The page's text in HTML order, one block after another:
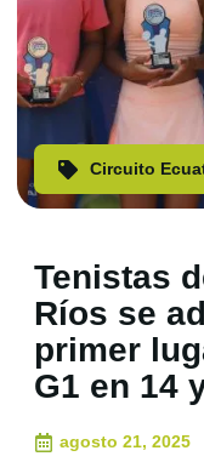
Circuito
Tenistas
Ríos se
primer
G1 en 14
agosto 21, 2025